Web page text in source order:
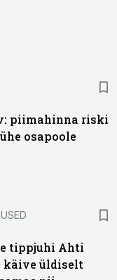
piimahinna riski
osapoole
tippjuhi Ahti
käive üldiselt